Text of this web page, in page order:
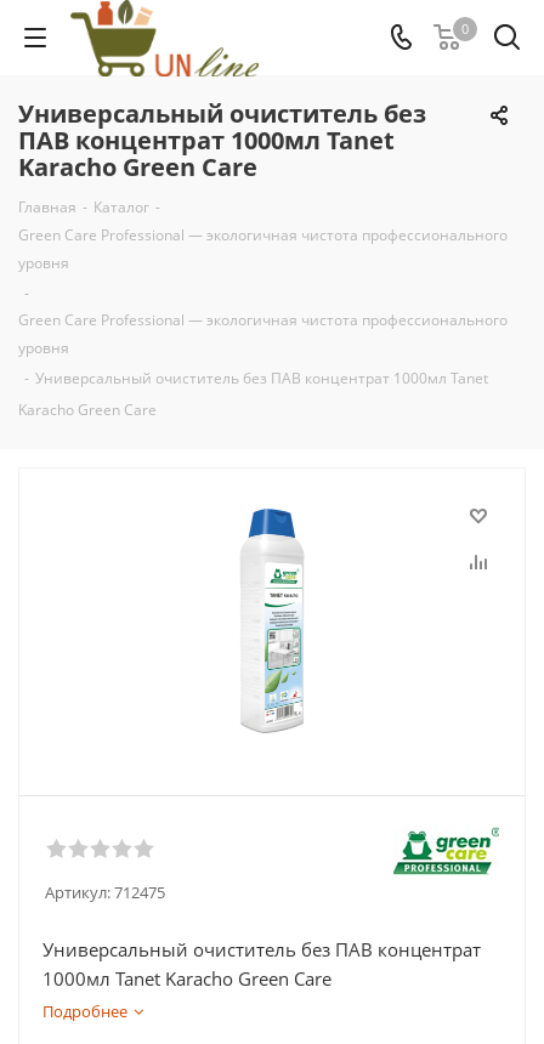
0
Универсальный очиститель без
ПАВ концентрат 1000мл Tanet
Karacho Green Care
Главная - Каталог -
Green Care Professional — экологичная чистота профессионального
уровня
-
Green Care Professional — экологичная чистота профессионального
уровня
- Универсальный очиститель без ПАВ концентрат 1000мл Tanet
Karacho Green Care
Артикул:712475
Универсальный очиститель без ПАВ концентрат
1000мл Tanet Karacho Green Care
Подробнее